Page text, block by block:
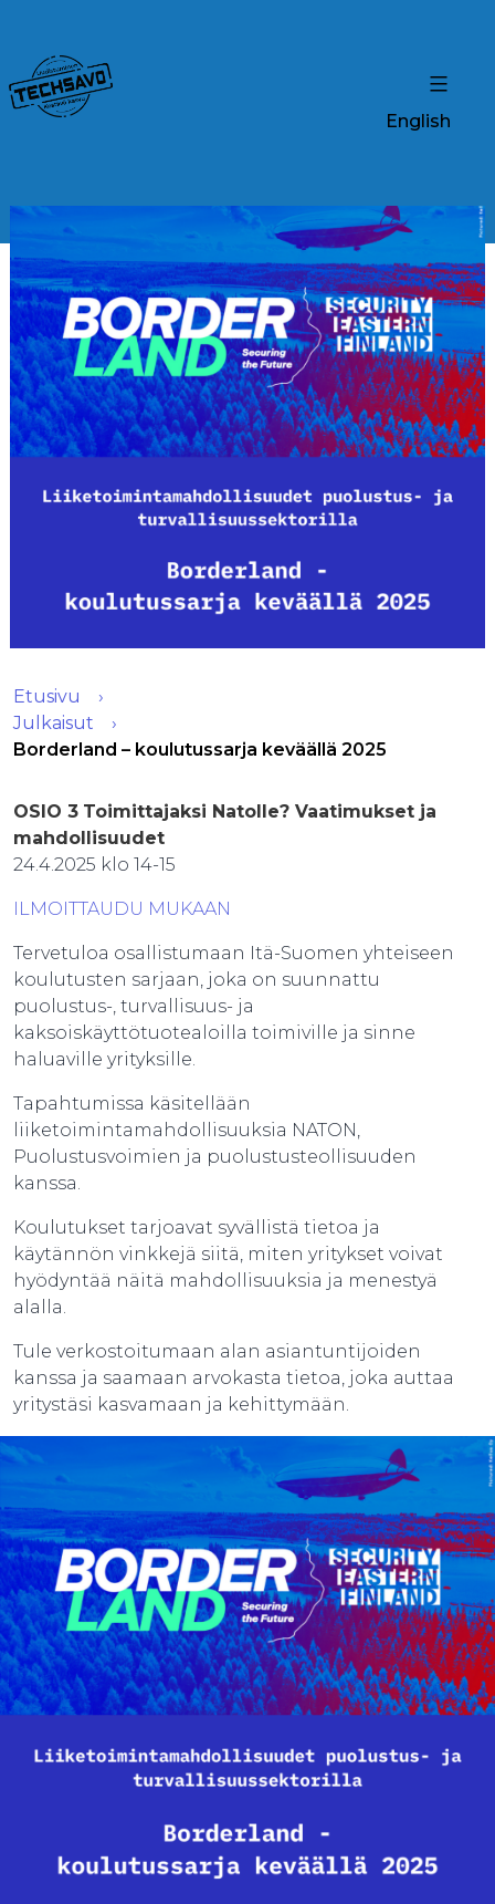
English
Etusivu
Julkaisut
Borderland – koulutussarja keväällä 2025
OSIO 3 Toimittajaksi Natolle? Vaatimukset ja
mahdollisuudet
24.4.2025 klo 14-15
ILMOITTAUDU MUKAAN
Tervetuloa osallistumaan Itä-Suomen yhteiseen
koulutusten sarjaan, joka on suunnattu
puolustus-, turvallisuus- ja
kaksoiskäyttötuotealoilla toimiville ja sinne
haluaville yrityksille.
Tapahtumissa käsitellään
liiketoimintamahdollisuuksia NATON,
Puolustusvoimien ja puolustusteollisuuden
kanssa.
Koulutukset tarjoavat syvällistä tietoa ja
käytännön vinkkejä siitä, miten yritykset voivat
hyödyntää näitä mahdollisuuksia ja menestyä
alalla.
Tule verkostoitumaan alan asiantuntijoiden
kanssa ja saamaan arvokasta tietoa, joka auttaa
yritystäsi kasvamaan ja kehittymään.